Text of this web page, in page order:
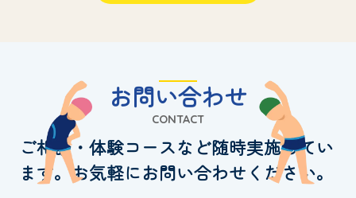
お問い合わせ
CONTACT
ご相談・体験コースなど随時実施してい
ます。お気軽にお問い合わせください。